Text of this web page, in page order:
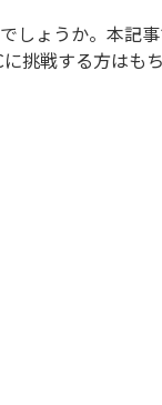
しょうか。本記
挑戦する方はも